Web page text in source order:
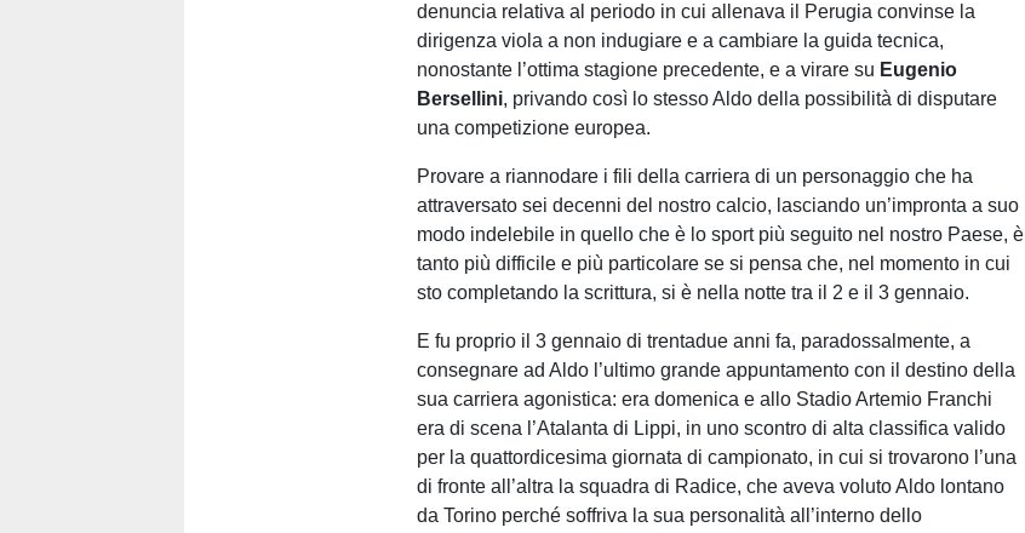
denuncia relativa al periodo in cui allenava il Perugia convinse la
dirigenza viola a non indugiare e a cambiare la guida tecnica,
nonostante l’ottima stagione precedente, e a virare su Eugenio
Bersellini, privando così lo stesso Aldo della possibilità di disputare
una competizione europea.
Provare a riannodare i fili della carriera di un personaggio che ha
attraversato sei decenni del nostro calcio, lasciando un’impronta a suo
modo indelebile in quello che è lo sport più seguito nel nostro Paese, è
tanto più difficile e più particolare se si pensa che, nel momento in cui
sto completando la scrittura, si è nella notte tra il 2 e il 3 gennaio.
E fu proprio il 3 gennaio di trentadue anni fa, paradossalmente, a
consegnare ad Aldo l’ultimo grande appuntamento con il destino della
sua carriera agonistica: era domenica e allo Stadio Artemio Franchi
era di scena l’Atalanta di Lippi, in uno scontro di alta classifica valido
per la quattordicesima giornata di campionato, in cui si trovarono l’una
di fronte all’altra la squadra di Radice, che aveva voluto Aldo lontano
da Torino perché soffriva la sua personalità all’interno dello